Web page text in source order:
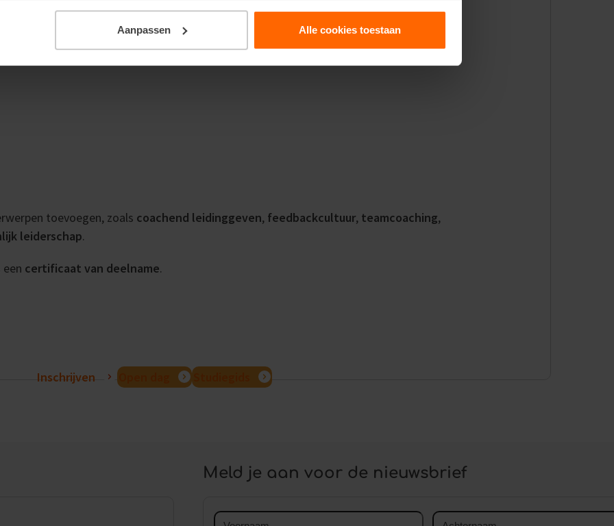
Aanpassen Alle cookies toestaan
toevoegen, zoals coachend leidinggeven, feedbackcultuur, teamcoaching,
leiderschap.
certificaat van deelname.
Inschrijven
Meld je aan voor de nieuwsbrief
Voornaam Achternaam